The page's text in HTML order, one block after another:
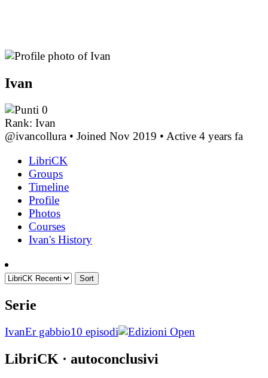
Ivan
0
Rank: Ivan
@ivancollura • Joined Nov 2019 • Active 4 years fa
LibriCK
Groups
Timeline
Profile
Photos
Courses
Ivan's History
Sort
Serie
IvanEr gabbio10 episodi
LibriCK · autoconclusivi